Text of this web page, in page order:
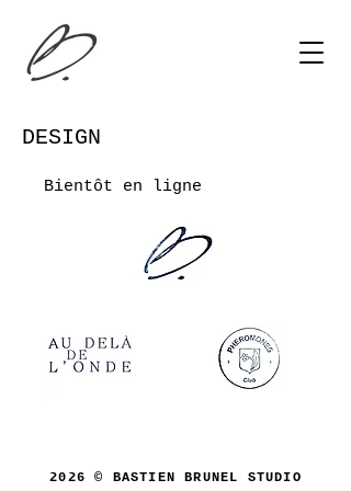
DESIGN
Bientôt en ligne
2026 © BASTIEN BRUNEL STUDIO